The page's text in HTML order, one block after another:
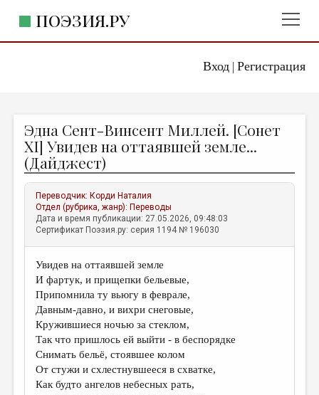
Вход| Регистрация
ПОЭЗИЯ.РУ
ЖАНРЫ
АВТОРЫ
КОММЕНТАРИИ
ЛИТСАЛОН
НОВОСТИ
ПРАВИЛА САЙТА
ОТДЕЛЫ И РУБРИКИ
ИЗБРАННОЕ
ДАЙДЖЕСТ
ПРОИЗВЕДЕНИЯ
ПЕРЕВОДЫ
Эдна Сент-Винсент Миллей. [Сонет
XI] Увидев на оттаявшей земле...
(Дайджест)
Переводчик: Корди Наталия
Отдел (рубрика, жанр): Переводы
Дата и время публикации: 27.05.2026, 09:48:03
Сертификат Поэзия.ру: серия 1194 № 196030
Увидев на оттаявшей земле
И фартук, и прищепки бельевые,
Припомнила ту вьюгу в феврале,
Давным-давно, и вихри снеговые,
Кружившиеся ночью за стеклом,
Так что пришлось ей выйти - в беспорядке
Снимать бельё, стоявшее колом
От стужи и схлестнувшееся в схватке,
Как будто ангелов небесных рать,